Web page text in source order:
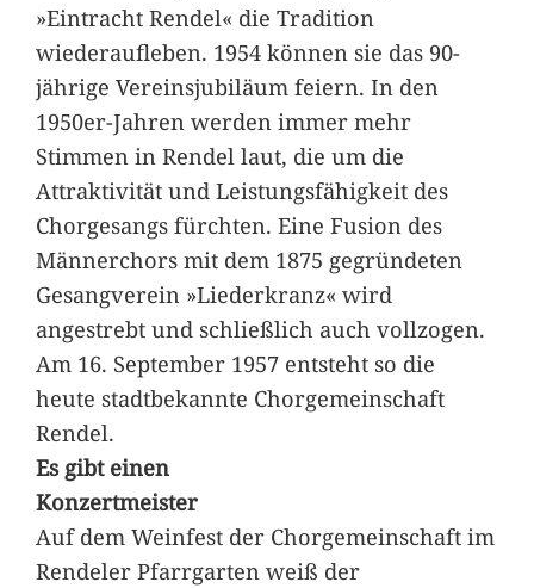
»Eintracht Rendel« die Tradition
wiederaufleben. 1954 können sie das 90-
jährige Vereinsjubiläum feiern. In den
1950er-Jahren werden immer mehr
Stimmen in Rendel laut, die um die
Attraktivität und Leistungsfähigkeit des
Chorgesangs fürchten. Eine Fusion des
Männerchors mit dem 1875 gegründeten
Gesangverein »Liederkranz« wird
angestrebt und schließlich auch vollzogen.
Am 16. September 1957 entsteht so die
heute stadtbekannte Chorgemeinschaft
Rendel.
Es gibt einen
Konzertmeister
Auf dem Weinfest der Chorgemeinschaft im
Rendeler Pfarrgarten weiß der